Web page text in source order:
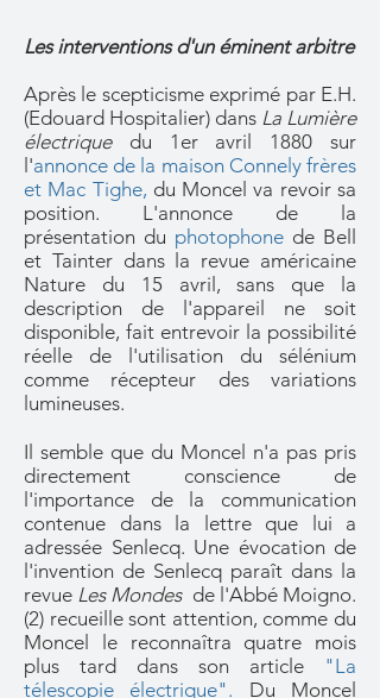
Les interventions d'un éminent arbitre
Après le scepticisme exprimé par E.H.
(Edouard Hospitalier) dans La Lumière
électriquedu 1er avril 1880 sur
l'annonce de la maison Connely frères
et Mac Tighe, du Moncel va revoir sa
position. L'annonce de la
présentation du photophone de Bell
et Tainter dans la revue américaine
Nature du 15 avril, sans que la
description de l'appareil ne soit
disponible, fait entrevoir la possibilité
réelle de l'utilisation du sélénium
comme récepteur des variations
lumineuses.
Il semble que du Moncel n'a pas pris
directement conscience de
l'importance de la communication
contenue dans la lettre que lui a
adressée Senlecq. Une évocation de
l'invention de Senlecq paraît dans la
revue Les Mondesde l'Abbé Moigno.
(2) recueille sont attention, comme du
Moncel le reconnaîtra quatre mois
plus tard dans son article "La
télescopie électrique". Du Moncel